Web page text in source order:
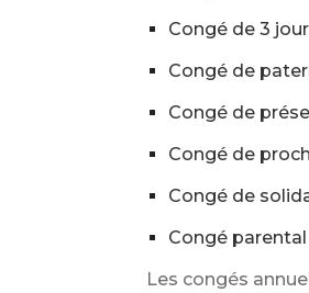
Congé de 3
Congé de
Congé de
Congé de
Congé de
Congé parental
Les congés